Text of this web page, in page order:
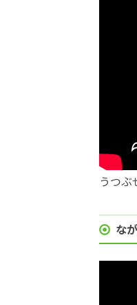
うつぶ
な